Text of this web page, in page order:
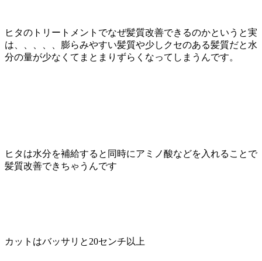
ヒタのトリートメントでなぜ髪質改善できるのかというと実
は、、、、、膨らみやすい髪質や少しクセのある髪質だと水
分の量が少なくてまとまりずらくなってしまうんです。
ヒタは水分を補給すると同時にアミノ酸などを入れることで
髪質改善できちゃうんです
カットはバッサリと20センチ以上